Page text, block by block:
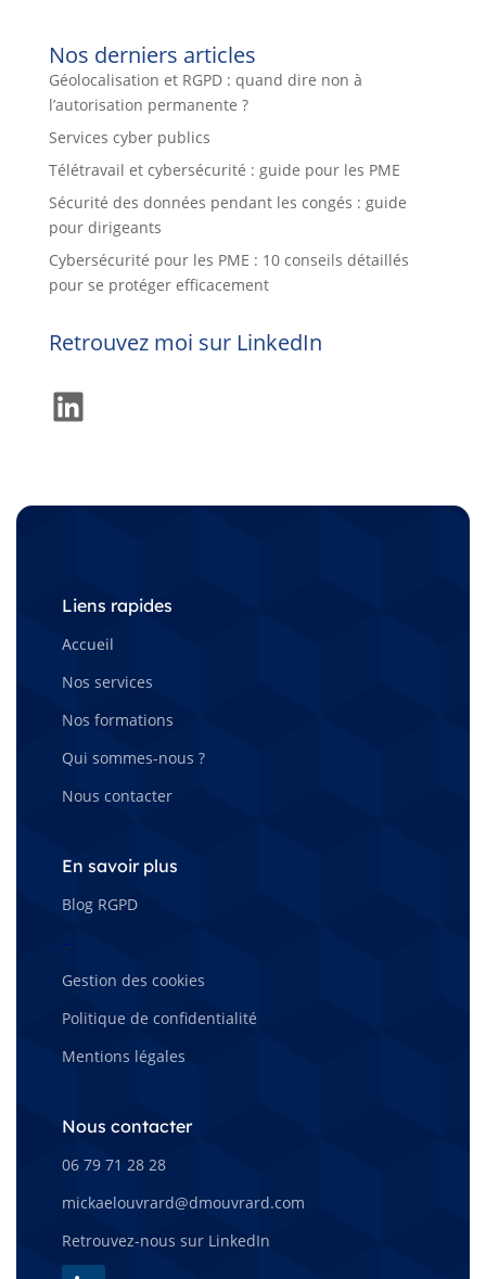
Nos derniers articles
Géolocalisation et RGPD : quand dire non à
l’autorisation permanente ?
Services cyber publics
Télétravail et cybersécurité : guide pour les PME
Sécurité des données pendant les congés : guide
pour dirigeants
Cybersécurité pour les PME : 10 conseils détaillés
pour se protéger efficacement
Retrouvez moi sur LinkedIn
LinkedIn
Liens rapides
Accueil
Nos services
Nos formations
Qui sommes-nous ?
Nous contacter
En savoir plus
Blog RGPD
–
Gestion des cookies
Politique de confidentialité
Mentions légales
Nous contacter
06 79 71 28 28
mickaelouvrard@dmouvrard.com
Retrouvez-nous sur LinkedIn